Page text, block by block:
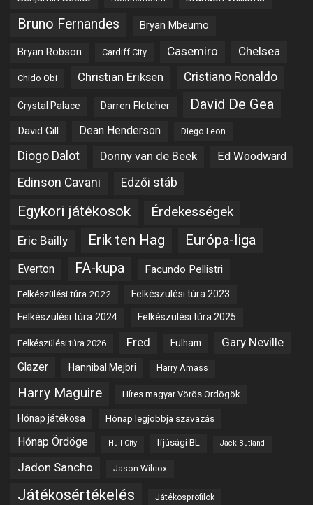
Bruno Fernandes Bryan Mbeumo
Bryan Robson Cardiff City Casemiro Chelsea
Chido Obi Christian Eriksen Cristiano Ronaldo
Crystal Palace Darren Fletcher David De Gea
David Gill Dean Henderson Diego Leon
Diogo Dalot Donny van de Beek Ed Woodward
Edinson Cavani Edzői stáb
Egykori játékosok Érdekességek
Eric Bailly Erik ten Hag Európa-liga
Everton FA-kupa Facundo Pellistri
Felkészülési túra 2022 Felkészülési túra 2023
Felkészülési túra 2024 Felkészülési túra 2025
Felkészülési túra 2026 Fred Fulham Gary Neville
Glazer Hannibal Mejbri Harry Amass
Harry Maguire Híres magyar Vörös Ördögök
Hónap játékosa Hónap legjobbja szavazás
Hónap Ördöge Hull City Ifjúsági BL Jack Butland
Jadon Sancho Jason Wilcox
Játékosértékelés Játékosprofilok